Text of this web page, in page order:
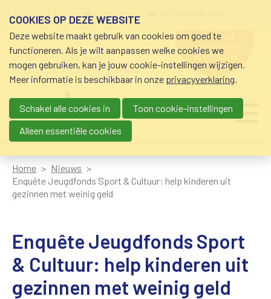
schuldhulp • sociaal krediet •
budgetbeheer • beschermingsbewind
hulp nodig
bij geldzorgen?
0800-8115.nl
Main navigation
Home
Nieuws
Enquête Jeugdfonds Sport & Cultuur: help kinderen uit
gezinnen met weinig geld
Enquête Jeugdfonds Sport
& Cultuur: help kinderen uit
gezinnen met weinig geld
COOKIES OP DEZE WEBSITE
Deze website maakt gebruik van cookies om goed te
functioneren. Als je wilt aanpassen welke cookies we
mogen gebruiken, kan je jouw cookie-instellingen wijzigen.
Meer informatie is beschikbaar in onze privacyverklaring.
Schakel alle cookies in
Toon cookie-instellingen
Alleen essentiële cookies